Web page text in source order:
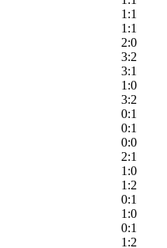
1:1
1:1
2:0
3:2
3:1
1:0
3:2
0:1
0:1
0:0
2:1
1:0
1:2
0:1
1:0
0:1
1:2